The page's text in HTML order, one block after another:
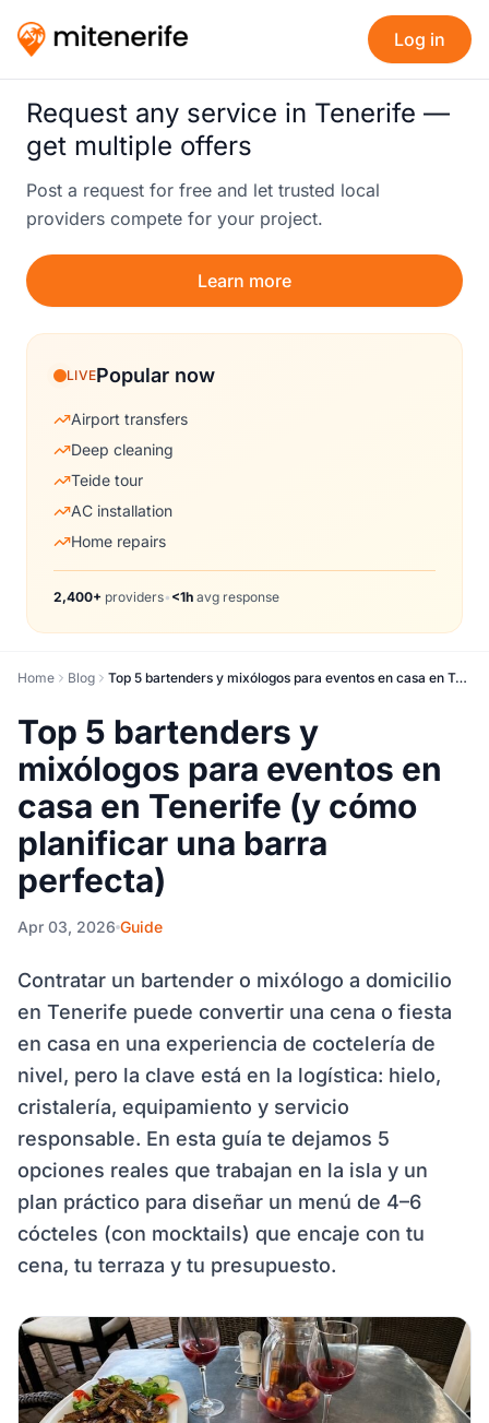
Log in
Request any service in Tenerife —
get multiple offers
Post a request for free and let trusted local
providers compete for your project.
Learn more
LIVEPopular now
Airport transfers
Deep cleaning
Teide tour
AC installation
Home repairs
2,400+ providers• <1h avg response
Home Blog Top 5 bartenders y mixólogos para eventos en casa en Tenerife (y cómo planificar una barra perfecta)
Top 5 bartenders y
mixólogos para eventos en
casa en Tenerife (y cómo
planificar una barra
perfecta)
Apr 03, 2026 Guide
Contratar un bartender o mixólogo a domicilio
en Tenerife puede convertir una cena o fiesta
en casa en una experiencia de coctelería de
nivel, pero la clave está en la logística: hielo,
cristalería, equipamiento y servicio
responsable. En esta guía te dejamos 5
opciones reales que trabajan en la isla y un
plan práctico para diseñar un menú de 4–6
cócteles (con mocktails) que encaje con tu
cena, tu terraza y tu presupuesto.